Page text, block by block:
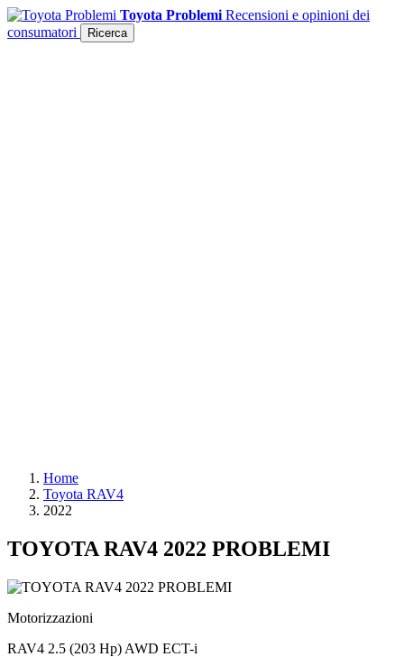
Toyota Problemi Recensioni e opinioni dei
consumatori
Ricerca
Home
Toyota RAV4
2022
TOYOTA RAV4 2022 PROBLEMI
Motorizzazioni
RAV4 2.5 (203 Hp) AWD ECT-i